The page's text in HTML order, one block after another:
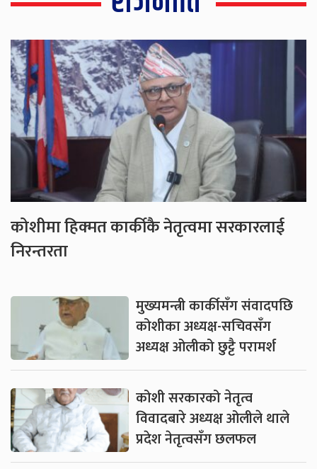
कोशीमा हिक्मत कार्कीकै नेतृत्वमा सरकारलाई
निरन्तरता
मुख्यमन्त्री कार्कीसँग संवादपछि
कोशीका अध्यक्ष-सचिवसँग
अध्यक्ष ओलीको छुट्टै परामर्श
कोशी सरकारको नेतृत्व
विवादबारे अध्यक्ष ओलीले थाले
प्रदेश नेतृत्वसँग छलफल